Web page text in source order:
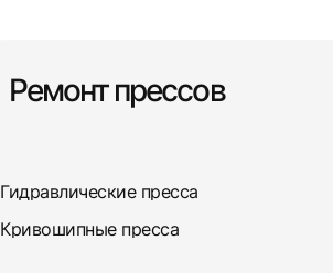
Ремонт прессов
Гидравлические пресса
Кривошипные пресса